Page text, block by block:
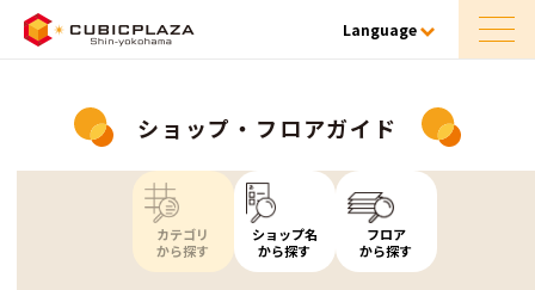
Language
ショップ・フロアガイド
カテゴリ
から探す
ショップ名
から探す
フロア
から探す